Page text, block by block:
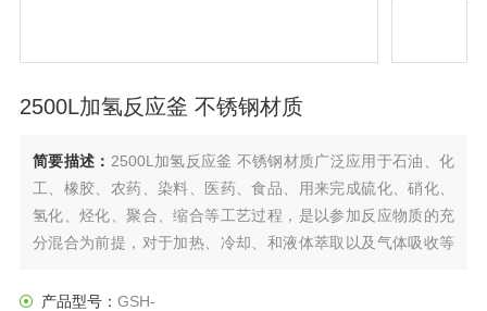
2500L加氢反应釜 不锈钢材质
简要描述： 2500L加氢反应釜 不锈钢材质广泛应用于石油、化
工、橡胶、农药、染料、医药、食品、用来完成硫化、硝化、
氢化、烃化、聚合、缩合等工艺过程，是以参加反应物质的充
分混合为前提，对于加热、冷却、和液体萃取以及气体吸收等
工，制药等行业理想的所需设备。
产品型号： GSH-